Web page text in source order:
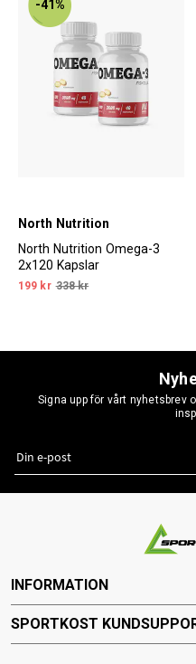
-41%
North Nutrition
North Nutrition Omega-3
2x120 Kapslar
199 kr 338 kr
Signa upp för vårt nyhetsbrev
INFORMATION
SPORTKOST